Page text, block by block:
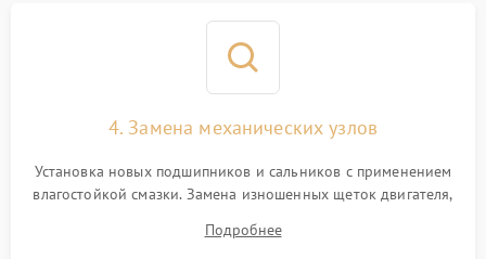
4. Замена механических узлов
Установка новых подшипников и сальников с применением
влагостойкой смазки. Замена изношенных щеток двигателя,
или поврежденной резиновой манжеты.
Подробнее